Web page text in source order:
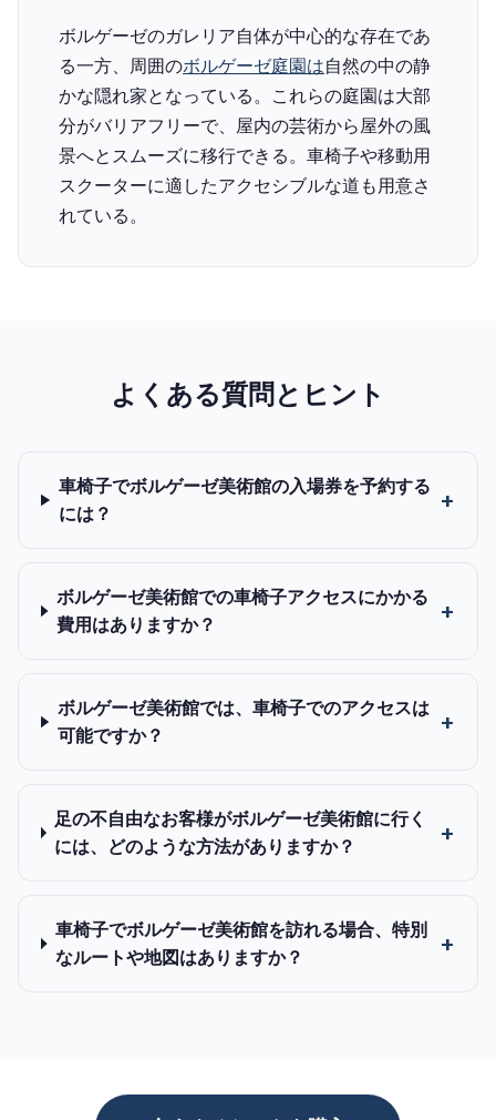
ボルゲーゼのガレリア自体が中心的な存在であ
る一方、周囲のボルゲーゼ庭園は自然の中の静
かな隠れ家となっている。これらの庭園は大部
分がバリアフリーで、屋内の芸術から屋外の風
景へとスムーズに移行できる。車椅子や移動用
スクーターに適したアクセシブルな道も用意さ
れている。
よくある質問とヒント
車椅子でボルゲーゼ美術館の入場券を予約する
には？
ボルゲーゼ美術館での車椅子アクセスにかかる
費用はありますか？
ボルゲーゼ美術館では、車椅子でのアクセスは
可能ですか？
足の不自由なお客様がボルゲーゼ美術館に行く
には、どのような方法がありますか？
車椅子でボルゲーゼ美術館を訪れる場合、特別
なルートや地図はありますか？